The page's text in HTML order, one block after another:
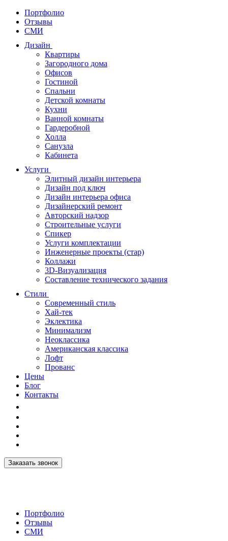
Портфолио
Отзывы
СМИ
Дизайн
Квартиры
Загородного дома
Офисов
Гостиной
Спальни
Детской комнаты
Кухни
Ванной комнаты
Гардеробной
Холла
Санузла
Кабинета
Услуги
Элитный дизайн интерьера
Дизайн под ключ
Дизайн интерьера офиса
Дизайнерский ремонт
Авторский надзор
Строительные услуги
Спикер
Услуги комплектации
Инженерные проекты (стар)
Коллажи
3D-Визуализация
Составление технического задания
Стили
Современный стиль
Хай-тек
Эклектика
Минимализм
Неоклассика
Американская классика
Лофт
Прованс
Цены
Блог
Контакты
Заказать звонок
Портфолио
Отзывы
СМИ